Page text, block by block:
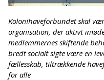
Kolonihaveforbundet skal
organisation, der aktivt
medlemmernes skiftende
bredtsocialt sigte være en
fællesskab, tiltrækkende
for alle